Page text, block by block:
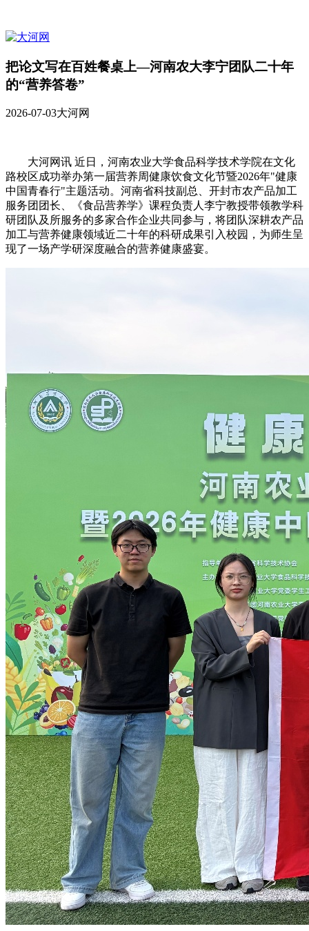
把论文写在百姓餐桌上—河南农大李宁团队二十年
的“营养答卷”
2026-07-03大河网
大河网讯 近日，河南农业大学食品科学技术学院在文化
路校区成功举办第一届营养周健康饮食文化节暨2026年"健康
中国青春行"主题活动。河南省科技副总、开封市农产品加工
服务团团长、《食品营养学》课程负责人李宁教授带领教学科
研团队及所服务的多家合作企业共同参与，将团队深耕农产品
加工与营养健康领域近二十年的科研成果引入校园，为师生呈
现了一场产学研深度融合的营养健康盛宴。